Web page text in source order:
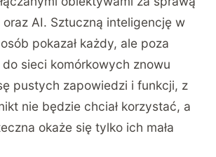
oraz AI. Sztuczną inteligencję w
pokazał każdy, ale poza
sieci komórkowych znowu
pustych zapowiedzi i funkcji, z
nie będzie chciał korzystać, a
okaże się tylko ich mała